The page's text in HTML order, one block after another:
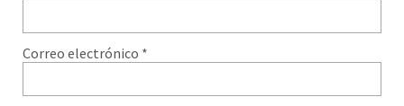
Correo electrónico *